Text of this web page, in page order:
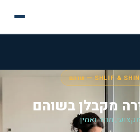
מקבלן בשוהם
מקצועי, מהיר ואמין